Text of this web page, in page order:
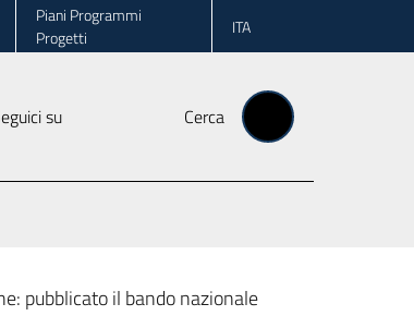
Piani Programmi
Progetti
ITA
su Cerca
pubblicato il bando nazionale